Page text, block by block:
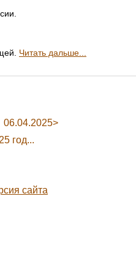
Читать дальше...
06.04.2025>
год...
сайта